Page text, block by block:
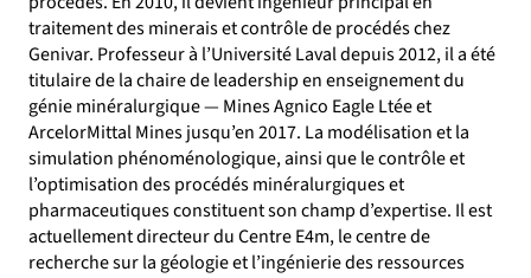
traitement des minerais et contrôle de procédés chez
Genivar. Professeur à l’Université Laval depuis 2012, il a été
titulaire de la chaire de leadership en enseignement du
génie minéralurgique — Mines Agnico Eagle Ltée et
ArcelorMittal Mines jusqu’en 2017. La modélisation et la
simulation phénoménologique, ainsi que le contrôle et
l’optimisation des procédés minéralurgiques et
pharmaceutiques constituent son champ d’expertise. Il est
actuellement directeur du Centre E4m, le centre de
recherche sur la géologie et l’ingénierie des ressources